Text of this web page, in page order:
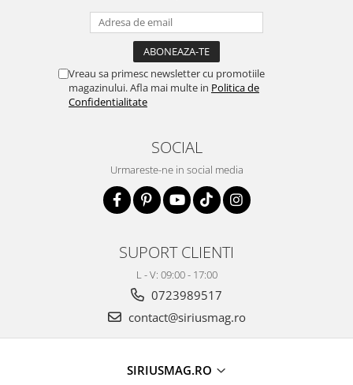
Vreau sa primesc newsletter cu promotiile
magazinului. Afla mai multe in Politica de
Confidentialitate
SOCIAL
Urmareste-ne in social media
SUPORT CLIENTI
L - V: 09:00 - 17:00
0723989517
contact@siriusmag.ro
SIRIUSMAG.RO